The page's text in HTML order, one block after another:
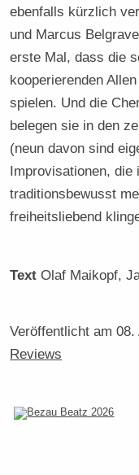
ebenfalls kürzlich
und Marcus
erste Mal, dass die
kooperierenden
spielen. Und die
belegen sie in den
(neun davon sind
Improvisationen,
traditionsbewusst
freiheitsliebend
Text Olaf Maikopf,
Veröffentlicht am08.
Reviews